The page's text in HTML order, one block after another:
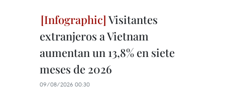
Visitantes
extranjeros a Vietnam
aumentan un 13,8% en siete
meses de 2026
09/08/2026 00:30